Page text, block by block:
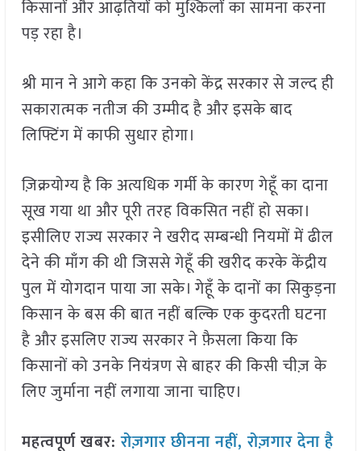
किसानों और आढ़तियों को मुश्किलों का सामना करना
पड़ रहा है।
श्री मान ने आगे कहा कि उनको केंद्र सरकार से जल्द ही
सकारात्मक नतीज की उम्मीद है और इसके बाद
लिफ्टिंग में काफी सुधार होगा।
ज़िक्रयोग्य है कि अत्यधिक गर्मी के कारण गेहूँ का दाना
सूख गया था और पूरी तरह विकसित नहीं हो सका।
इसीलिए राज्य सरकार ने खरीद सम्बन्धी नियमों में ढील
देने की माँग की थी जिससे गेहूँ की खरीद करके केंद्रीय
पुल में योगदान पाया जा सके। गेहूँ के दानों का सिकुड़ना
किसान के बस की बात नहीं बल्कि एक कुदरती घटना
है और इसलिए राज्य सरकार ने फ़ैसला किया कि
किसानों को उनके नियंत्रण से बाहर की किसी चीज़ के
लिए जुर्माना नहीं लगाया जाना चाहिए।
महत्वपूर्ण खबर:रोज़गार छीनना नहीं, रोज़गार देना है